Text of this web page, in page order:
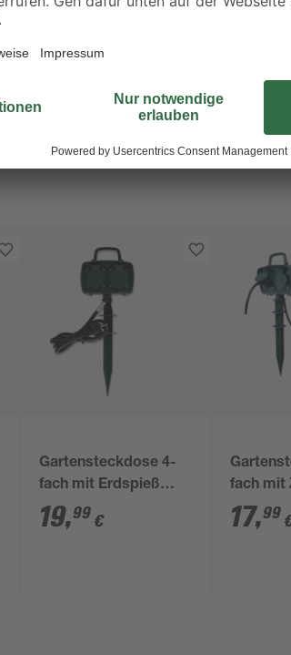
Gartensteckdose 4-
fach mit Erdspieß
grün, 1,4 m
19,99 €
fach mit
grün
17,99